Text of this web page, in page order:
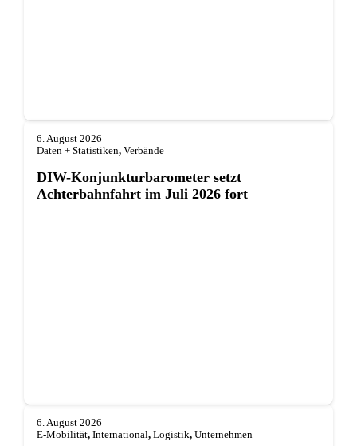
6. August 2026
Daten + Statistiken, Verbände
DIW-Konjunkturbarometer setzt
Achterbahnfahrt im Juli 2026 fort
6. August 2026
E-Mobilität, International, Logistik, Unternehmen